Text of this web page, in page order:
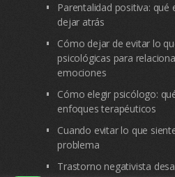
Parentalidad positiva:
dejar atrás
Cómo dejar de evitar lo
psicológicas para
emociones
Cómo elegir psicólogo:
enfoques terapéuticos
Cuando evitar lo que
problema
Trastorno negativista